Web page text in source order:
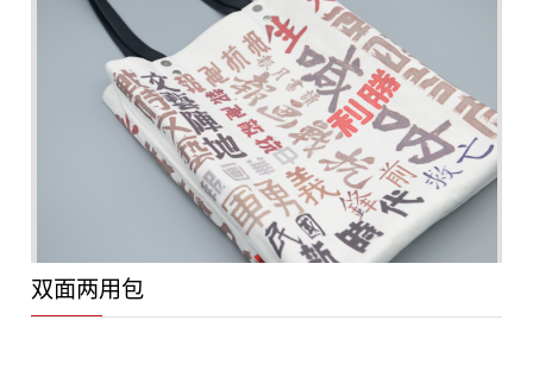
双面两用包